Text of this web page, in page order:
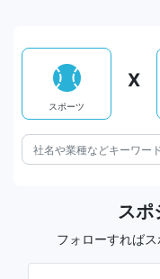
スポーツ
X
スポ
フォローすれば